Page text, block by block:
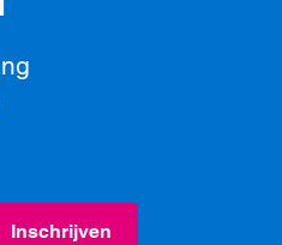
Inschrijven